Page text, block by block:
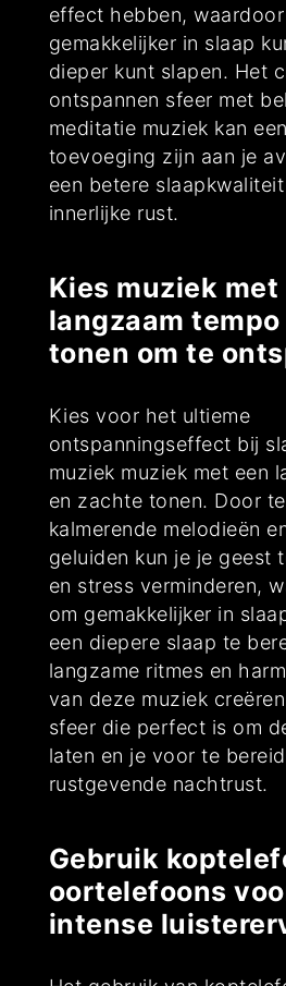
effect hebben,
gemakkelijker in slaap
dieper kunt slapen. Het
ontspannen sfeer met
meditatie muziek kan
toevoeging zijn aan je
een betere
innerlijke rust.
Kies muziek met
langzaam
tonen om te
Kies voor het ultieme
ontspanningseffect bij
muziek muziek met een
en zachte tonen. Door
kalmerende melodieën
geluiden kun je je geest
en stress verminderen,
om gemakkelijker in
een diepere slaap te
langzame ritmes en
van deze muziek
sfeer die perfect is om
laten en je voor te
rustgevende nachtrust.
Gebruik
oortelefoons
intense